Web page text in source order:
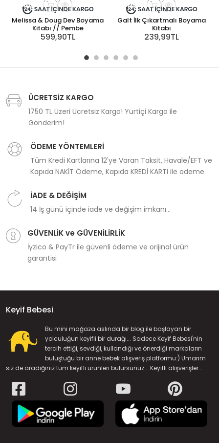
Melissa & Doug Dev Boyama
Kitabı // Pembe
599,90TL
Galt İlk Çıkartmalı Boyama
Kitabı
239,99TL
ÜCRETSİZ KARGO
1750 TL Üzeri Ücretsiz Kargo! Yurtiçi Kargo ile
Gönderim!
ÖDEME YÖNTEMLERİ
Tüm Kredi Kartlarına 12'ye Varan Taksit, Havale/EFT ve
Kapıda NAKİT Ödeme, Kapıda KREDİ KARTI ile ödeme
İADE & DEĞİŞİM
14 İş günü içinde iade ve değişim imkanı...
GÜVENLİK ve GÜVENİLİRLİK
İyzico & PayTr ile güvenli ödeme ve orijinal ürün
garantisi
Keyif Bebesi
Bu mini mağaza aslında bir blog ile başlayan bir
yolculuğun keyifli bir durağı... Sadece Keyif Bebesi'nin
tercih ettiği, sevdiği, kullandığı ve önerdiği markaların
buluştuğu bir anne bebek alışveriş platformu:) Umarım
siz de aradığınız tüm keyifli ürünleri bulursunuz... Keyifli alışverişler...